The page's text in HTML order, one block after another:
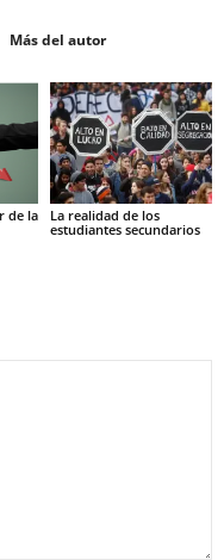
Más del autor
de la
La realidad de los
estudiantes secundarios